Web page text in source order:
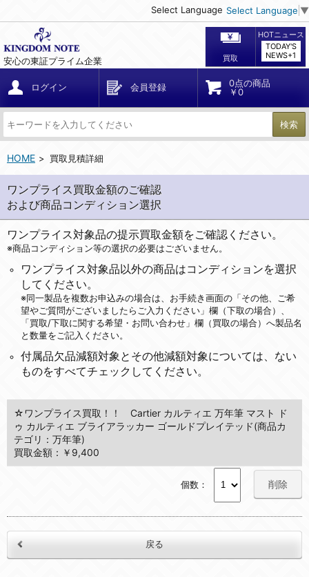
Select Language Select Language ▼
安心の東証プライム企業 買取
HOTニュース
TODAY'S
NEWS+1
ログイン 会員登録
0点の商品
￥0
検索
HOME 買取見積詳細
ワンプライス買取金額のご確認
および商品コンディション選択
ワンプライス対象品の提示買取金額をご確認ください。
※商品コンディション等の選択の必要はございません。
ワンプライス対象品以外の商品はコンディションを選択
してください。
※同一製品を複数お申込みの場合は、お手続き画面の「その他、ご希
望やご質問がございましたらご入力ください」欄（下取の場合）、
「買取/下取に関する希望・お問い合わせ」欄（買取の場合）へ製品名
と数量をご記入ください。
付属品欠品減額対象とその他減額対象については、ない
ものをすべてチェックしてください。
☆ワンプライス買取！！ Cartier カルティエ 万年筆 マスト ド
ゥ カルティエ ブライアラッカー ゴールドプレイテッド(商品カ
テゴリ：万年筆)
買取金額：￥9,400
個数： 削除